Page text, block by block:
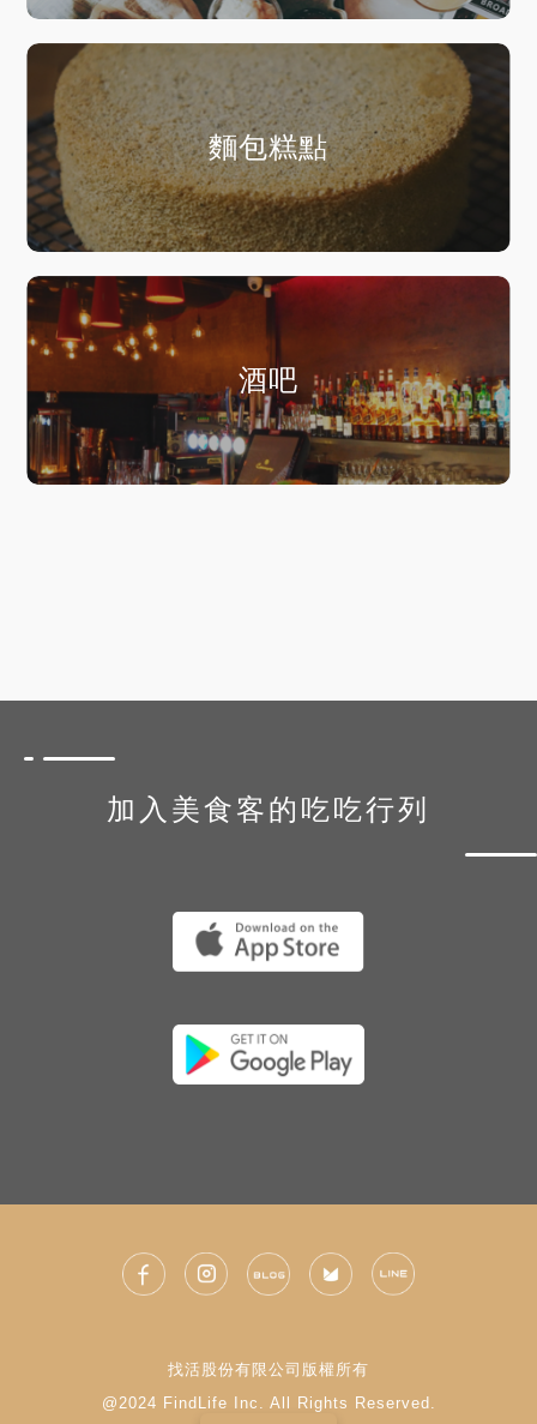
麵包糕點
酒吧
加入美食客的吃吃行列
找活股份有限公司版權所有
@2024 FindLife Inc. All Rights Reserved.